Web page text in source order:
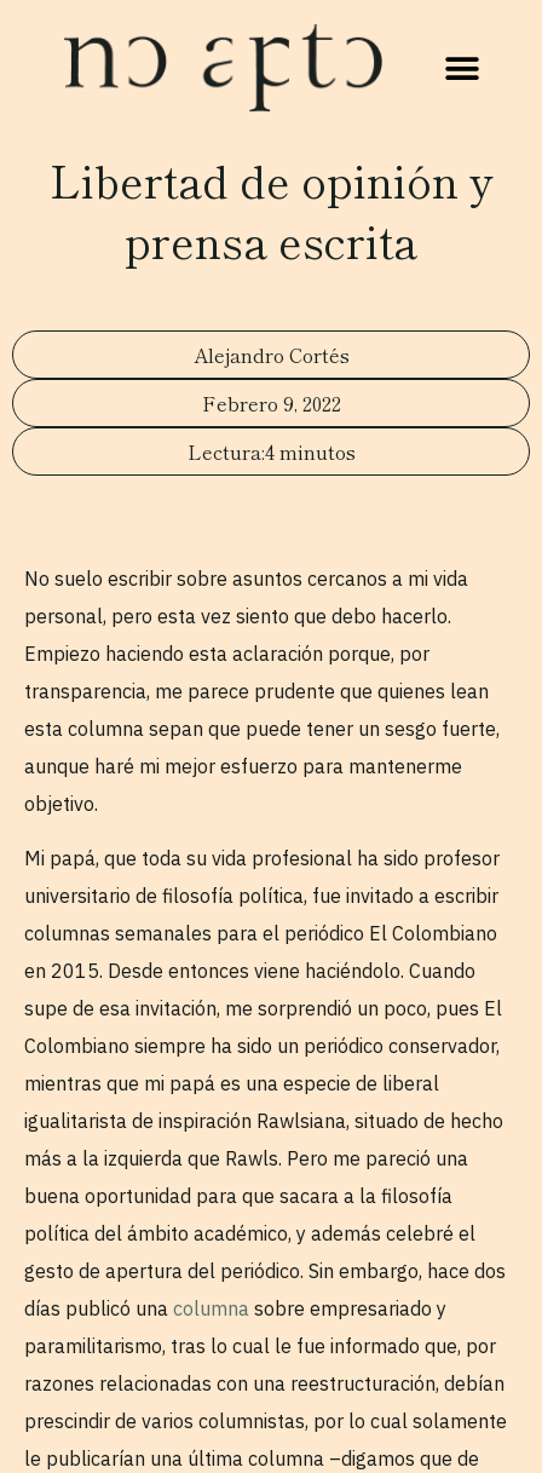
Libertad de opinión y
prensa escrita
Alejandro Cortés
Febrero 9, 2022
4 minutos
No suelo escribir sobre asuntos cercanos a mi vida
personal, pero esta vez siento que debo hacerlo.
Empiezo haciendo esta aclaración porque, por
transparencia, me parece prudente que quienes lean
esta columna sepan que puede tener un sesgo fuerte,
aunque haré mi mejor esfuerzo para mantenerme
objetivo.
Mi papá, que toda su vida profesional ha sido profesor
universitario de filosofía política, fue invitado a escribir
columnas semanales para el periódico El Colombiano
en 2015. Desde entonces viene haciéndolo. Cuando
supe de esa invitación, me sorprendió un poco, pues El
Colombiano siempre ha sido un periódico conservador,
mientras que mi papá es una especie de liberal
igualitarista de inspiración Rawlsiana, situado de hecho
más a la izquierda que Rawls. Pero me pareció una
buena oportunidad para que sacara a la filosofía
política del ámbito académico, y además celebré el
gesto de apertura del periódico. Sin embargo, hace dos
días publicó una columna sobre empresariado y
paramilitarismo, tras lo cual le fue informado que, por
razones relacionadas con una reestructuración, debían
prescindir de varios columnistas, por lo cual solamente
le publicarían una última columna –digamos que de